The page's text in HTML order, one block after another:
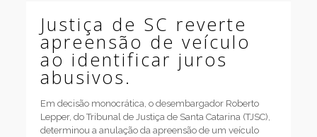
Justiça de SC reverte
apreensão de veículo
ao identificar juros
abusivos.
Em decisão monocrática, o desembargador Roberto
Lepper, do Tribunal de Justiça de Santa Catarina (TJSC),
determinou a anulação da apreensão de um veículo